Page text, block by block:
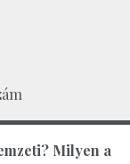
Milyen a